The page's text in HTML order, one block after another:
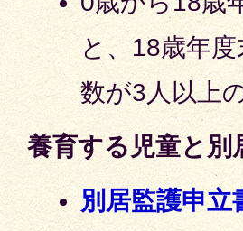
と、18歳年
数が3人以上
養育する児童と別
別居監護申